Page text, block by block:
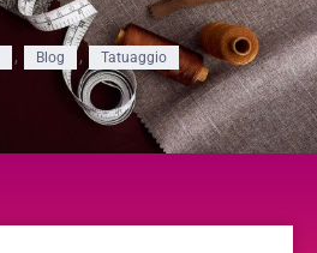
, Blog , Tatuaggio